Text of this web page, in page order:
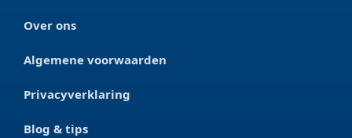
Over ons
Algemene voorwaarden
Privacyverklaring
Blog & tips